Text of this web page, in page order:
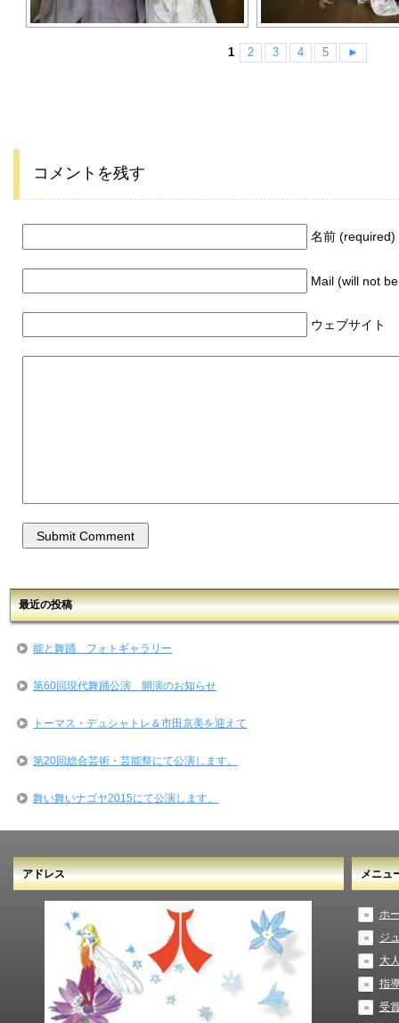
1 2 3 4 5 ►
コメントを残す
名前 (required)
Mail (will not
ウェブサイト
最近の投稿
能と舞踊 フォトギャラリー
第60回現代舞踊公演 開演のお知らせ
トーマス・デュシャトレ＆市田京美を迎えて
第20回総合芸術・芸能祭にて公演します。
舞い舞いナゴヤ2015にて公演します。
アドレス メニュ
ホ
ジ
大
指
受